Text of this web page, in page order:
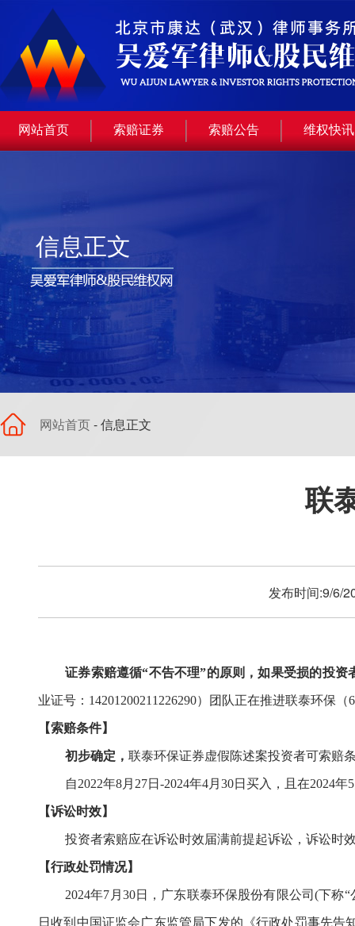
网站首页 索赔证券 索赔公告 维权快讯
信息正文
网站首页- 信息正文
联
发布时间:9/6/
证券索赔遵循“不告不理”的原则，如果受损的投
业证号 ： 14201200211226290） 团队正在推进联泰环保 （
【索赔条件】
初步确定，联泰环保证券虚假陈述案投资者可索赔
自2022年8月27日-2024年4月30日买入，且在2024
【诉讼时效】
投资者索赔应在诉讼时效届满前提起诉讼，诉讼时
【行政处罚情况】
2024年7 月 30日，广东联泰环保股份有限公司(下称“
日收到中国证监会广东监管局下发的《行政处罚事先告